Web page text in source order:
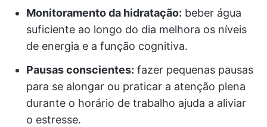
Monitoramento da hidratação: beber água
suficiente ao longo do dia melhora os níveis
de energia e a função cognitiva.
Pausas conscientes: fazer pequenas pausas
para se alongar ou praticar a atenção plena
durante o horário de trabalho ajuda a aliviar
o estresse.